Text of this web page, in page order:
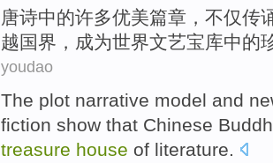
唐诗中的许多优美篇章，不仅传
越国界， 成为世界文艺宝库中的
youdao
The plot narrative model and
fiction show that Chinese
treasure house of literature.